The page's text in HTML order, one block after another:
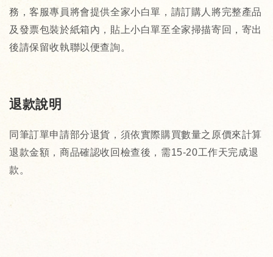
務，客服專員將會提供全家小白單，請訂購人將完整產品
及發票包裝於紙箱內，貼上小白單至全家掃描寄回，寄出
後請保留收執聯以便查詢。
退款說明
同筆訂單申請部分退貨，須依實際購買數量之原價來計算
退款金額，商品確認收回檢查後，需15-20工作天完成退
款。